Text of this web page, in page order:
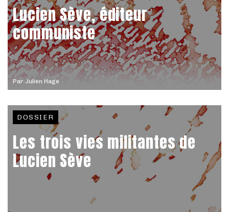
Par Julien Hage
Lucien Sève, éditeur
communiste
DOSSIER
Les trois vies militantes de
Lucien Sève